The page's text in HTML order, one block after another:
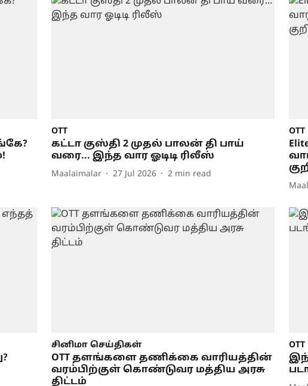
OTT
கட்டா குஸ்தி 2 முதல் பாலன் தி பாய்
வரை... இந்த வார ஓடிடி ரிலீஸ்
Maalaimalar 27 Jul 2026 2 min read
OTT
சினிமா செய்திகள்
OTT தளங்களை தணிக்கை வாரியத்தின்
வரம்பிற்குள் கொண்டுவர மத்திய அரசு
திட்டம்
OTT